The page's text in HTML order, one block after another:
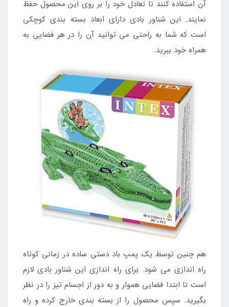
آن استفاده کنند تا تعادل خود را بر روی این محصول حفظ
نمایند. این شناور بادی دارای ابعاد بسته بندی کوچکی
است که شما به راحتی می توانید آن را در هر فضایی به
همراه خود ببرید.
هم چنین توسط یک پمپ باد دستی ساده در زمانی کوتاه
راه اندازی می شود. برای راه اندازی این شناور بادی لازم
است تا ابتدا فضایی هموار و به دور از اجسام تیز را در نظر
بگیرید. سپس محصول را از بسته بندی خارج کرده و راه